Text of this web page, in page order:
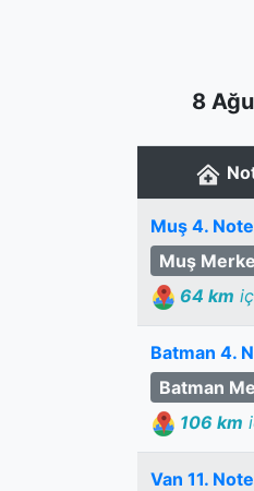
8
Muş 4.
Muş
64 km
Batman 4.
Batman
106 km
Van 11.